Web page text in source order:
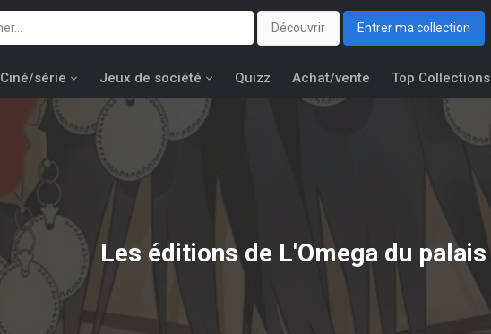
Découvrir Entrer ma collection
Ciné/série Jeux de société Quizz Achat/vente Top Collections
Les éditions de L'Omega du palais